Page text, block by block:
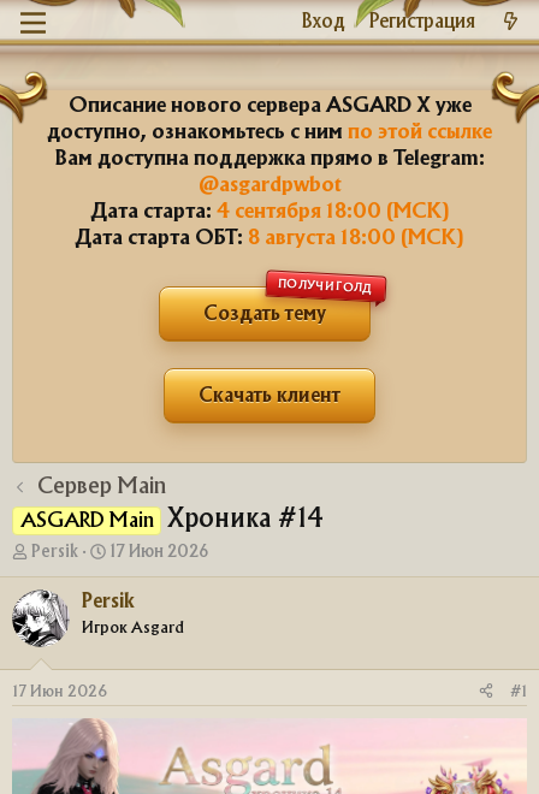
Вход Регистрация
Описание нового сервера ASGARD X уже
доступно, ознакомьтесь с ним по этой ссылке
Вам доступна поддержка прямо в Telegram:
@asgardpwbot
Дата старта: 4 сентября 18:00 (МСК)
Дата старта ОБТ: 8 августа 18:00 (МСК)
Создать тему
ПОЛУЧИ ГОЛД
Скачать клиент
Сервер Main
ASGARD Main Хроника #14
А
в
т
о
р
е
м
Persik
Д
а
т
а
л
а
17 Июн 2026
Persik
Игрок Asgard
17 Июн 2026 #1